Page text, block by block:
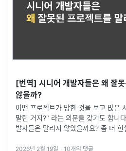
[번역] 시니어 개발자들은 왜 잘못
않을까?
어떤 프로젝트가 망한 것을 보고 많은
말린 거지?" 라는 의문을 갖기도 합니
발자들은 말리지 않았을까요? 좀 더
2026년 2월 19일 · 10개의 댓글